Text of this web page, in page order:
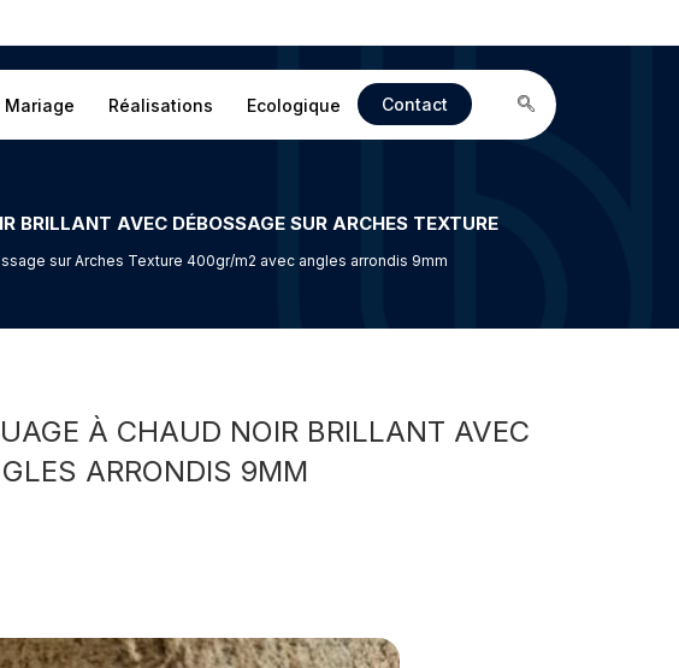
Mariage Réalisations Ecologique Contact
sur Arches Texture 400gr/m2 avec angles arrondis 9mm
À CHAUD NOIR BRILLANT AVEC
ARRONDIS 9MM